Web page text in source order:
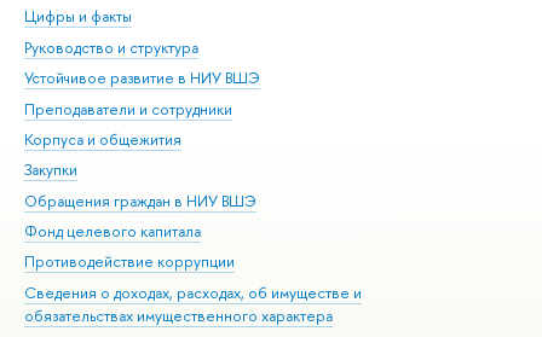
Цифры и факты
Руководство и структура
Устойчивое развитие в НИУ ВШЭ
Преподаватели и сотрудники
Корпуса и общежития
Закупки
Обращения граждан в НИУ ВШЭ
Фонд целевого капитала
Противодействие коррупции
Сведения о доходах, расходах, об имуществе и
обязательствах имущественного характера